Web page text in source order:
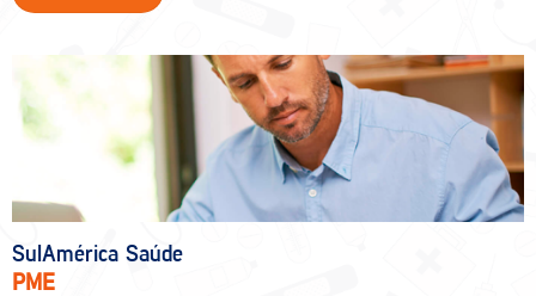
SulAmérica Saúde
PME